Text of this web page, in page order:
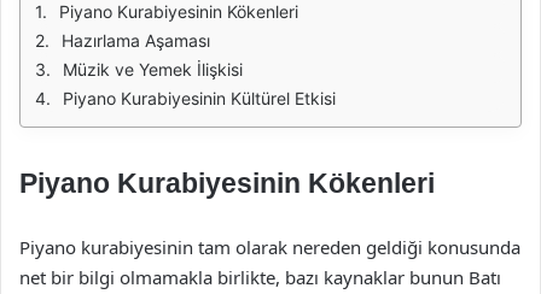
Piyano Kurabiyesinin Kökenleri
Hazırlama Aşaması
Müzik ve Yemek İlişkisi
Piyano Kurabiyesinin Kültürel Etkisi
Piyano Kurabiyesinin Kökenleri
Piyano kurabiyesinin tam olarak nereden geldiği konusunda
net bir bilgi olmamakla birlikte, bazı kaynaklar bunun Batı